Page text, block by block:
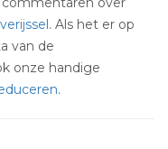
. Als het er op
van de
onze handige
.